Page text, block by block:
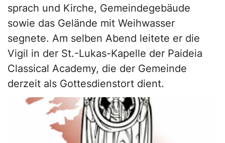
sprach und Kirche, Gemeindegebäude
sowie das Gelände mit Weihwasser
segnete. Am selben Abend leitete er die
Vigil in der St.-Lukas-Kapelle der Paideia
Classical Academy, die der Gemeinde
derzeit als Gottesdienstort dient.